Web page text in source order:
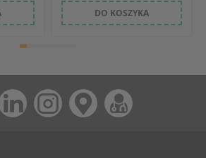
DO KOSZYKA